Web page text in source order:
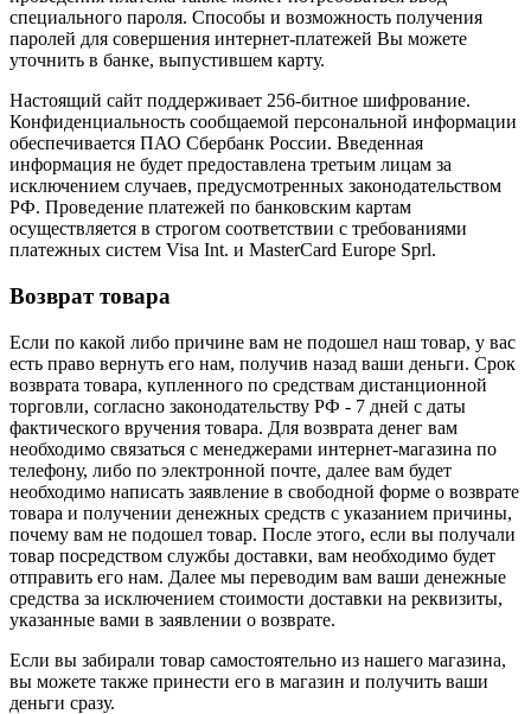
специального пароля. Способы и возможность получения
паролей для совершения интернет-платежей Вы можете
уточнить в банке, выпустившем карту.
Настоящий сайт поддерживает 256-битное шифрование.
Конфиденциальность сообщаемой персональной информации
обеспечивается ПАО Сбербанк России. Введенная
информация не будет предоставлена третьим лицам за
исключением случаев, предусмотренных законодательством
РФ. Проведение платежей по банковским картам
осуществляется в строгом соответствии с требованиями
платежных систем Visa Int. и MasterCard Europe Sprl.
Возврат товара
Если по какой либо причине вам не подошел наш товар, у вас
есть право вернуть его нам, получив назад ваши деньги. Срок
возврата товара, купленного по средствам дистанционной
торговли, согласно законодательству РФ - 7 дней с даты
фактического вручения товара. Для возврата денег вам
необходимо связаться с менеджерами интернет-магазина по
телефону, либо по электронной почте, далее вам будет
необходимо написать заявление в свободной форме о возврате
товара и получении денежных средств с указанием причины,
почему вам не подошел товар. После этого, если вы получали
товар посредством службы доставки, вам необходимо будет
отправить его нам. Далее мы переводим вам ваши денежные
средства за исключением стоимости доставки на реквизиты,
указанные вами в заявлении о возврате.
Если вы забирали товар самостоятельно из нашего магазина,
вы можете также принести его в магазин и получить ваши
деньги сразу.